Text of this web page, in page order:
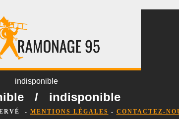
indisponible
/ indisponible
- MENTIONS LÉGALES - CONTACTEZ-